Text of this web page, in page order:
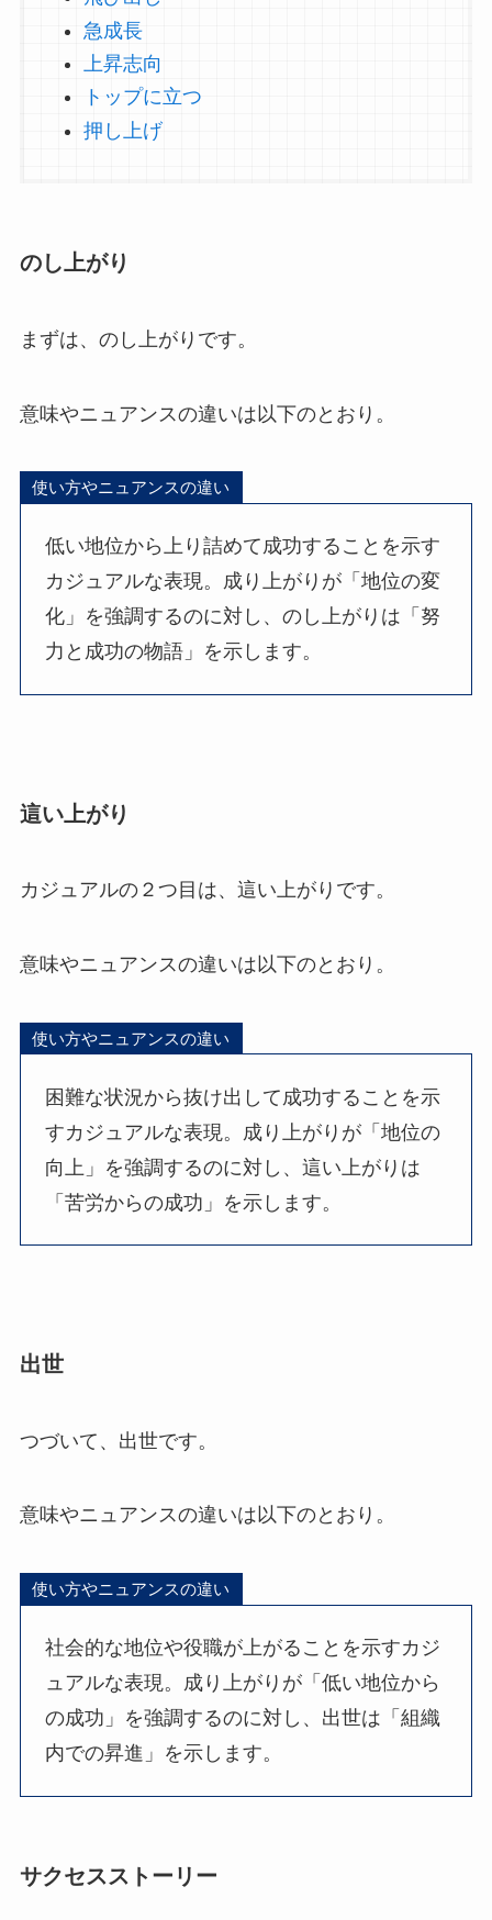
急成長
上昇志向
トップに立つ
押し上げ
のし上がり
まずは、のし上がりです。
意味やニュアンスの違いは以下のとおり。
使い方やニュアンスの違い
低い地位から上り詰めて成功することを示す
カジュアルな表現。成り上がりが「地位の変
化」を強調するのに対し、のし上がりは「努
力と成功の物語」を示します。
這い上がり
カジュアルの２つ目は、這い上がりです。
意味やニュアンスの違いは以下のとおり。
使い方やニュアンスの違い
困難な状況から抜け出して成功することを示
すカジュアルな表現。成り上がりが「地位の
向上」を強調するのに対し、這い上がりは
「苦労からの成功」を示します。
出世
つづいて、出世です。
意味やニュアンスの違いは以下のとおり。
使い方やニュアンスの違い
社会的な地位や役職が上がることを示すカジ
ュアルな表現。成り上がりが「低い地位から
の成功」を強調するのに対し、出世は「組織
内での昇進」を示します。
サクセスストーリー